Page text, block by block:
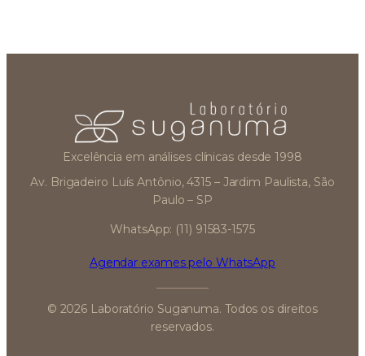
Excelência em análises clínicas desde 1998
Av. Brigadeiro Luís Antônio, 4315 – Jardim Paulista, São
Paulo – SP
WhatsApp: (11) 91583-1575
Agendar exames pelo WhatsApp
© 2026 Laboratório Suganuma. Todos os direitos
reservados.